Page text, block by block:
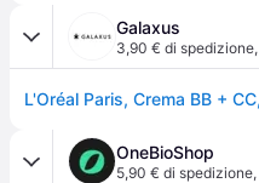
Galaxus
3,90 € di spedizione,
OneBioShop
5,90 € di spedizione,